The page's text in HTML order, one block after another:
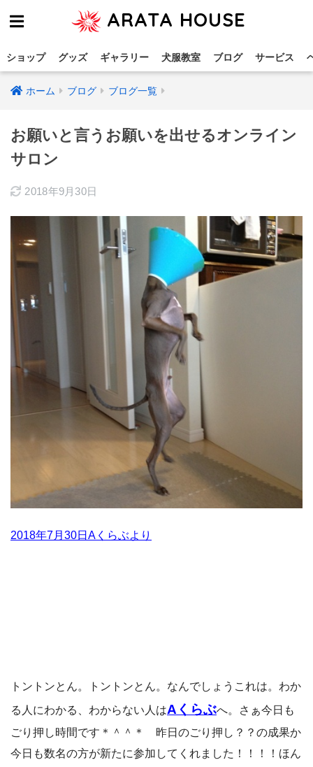
ARATA HOUSE
ショップ グッズ ギャラリー 犬服教室 ブログ サービス
ホーム ブログ ブログ一覧
お願いと言うお願いを出せるオンライン
サロン
2018年9月30日
2018年7月30日Aくらぶより
トントンとん。トントンとん。なんでしょうこれは。わか
る人にわかる、わからない人はAくらぶへ。さぁ今日も
ごり押し時間です＊＾＾＊ 昨日のごり押し？？の成果か
今日も数名の方が新たに参加してくれました！！！！ほん